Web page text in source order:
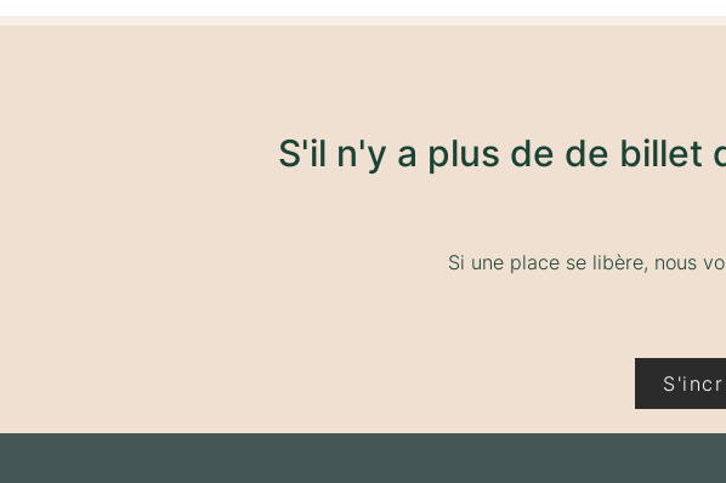
S'il n'y a plus de de billet
Si une place se libère, nous